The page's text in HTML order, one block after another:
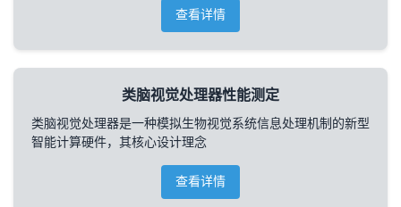
查看详情
类脑视觉处理器性能测定
类脑视觉处理器是一种模拟生物视觉系统信息处理机制的新型
智能计算硬件，其核心设计理念
查看详情